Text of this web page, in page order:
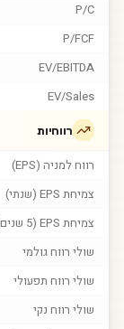
P/C
P/FCF
EV/EBITDA
EV/Sales
רווחיות
רווח למניה (EPS)
צמיחת EPS (שנתי)
צמיחת EPS (5 שנים)
שולי רווח גולמי
שולי רווח תפעולי
שולי רווח נקי